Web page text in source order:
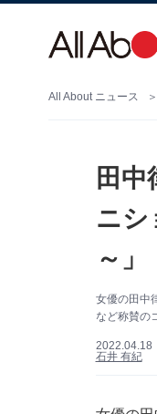
All About ニュース
田
ニシ
～」
女優の田中
など称賛の
2022.04.18
石井 有紀